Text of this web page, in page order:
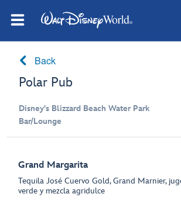
Back
Polar Pub
Disney's Blizzard Beach Water Park
Bar/Lounge
Grand Margarita
Tequila José Cuervo Gold, Grand Marnier,
verde y mezcla agridulce